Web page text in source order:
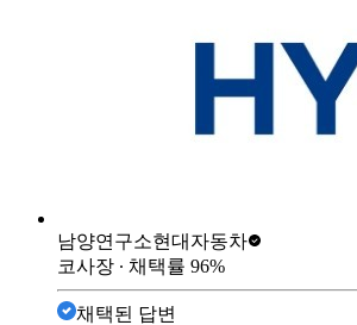
남양연구소현대자동차
코사장 ∙ 채택률 96%
채택된 답변